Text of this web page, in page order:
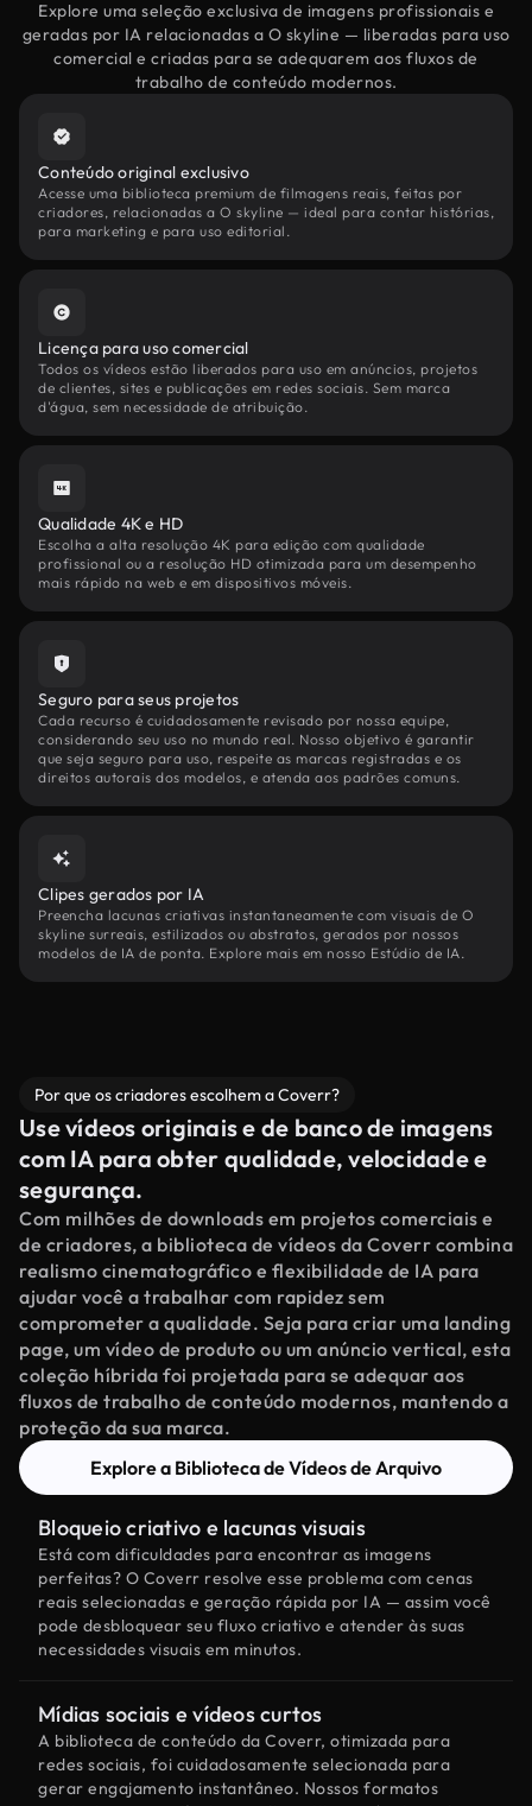
Explore uma seleção exclusiva de imagens profissionais e
geradas por IA relacionadas a O skyline — liberadas para uso
comercial e criadas para se adequarem aos fluxos de
trabalho de conteúdo modernos.
Conteúdo original exclusivo
Acesse uma biblioteca premium de filmagens reais, feitas por
criadores, relacionadas a O skyline — ideal para contar histórias,
para marketing e para uso editorial.
Licença para uso comercial
Todos os vídeos estão liberados para uso em anúncios, projetos
de clientes, sites e publicações em redes sociais. Sem marca
d'água, sem necessidade de atribuição.
Qualidade 4K e HD
Escolha a alta resolução 4K para edição com qualidade
profissional ou a resolução HD otimizada para um desempenho
mais rápido na web e em dispositivos móveis.
Seguro para seus projetos
Cada recurso é cuidadosamente revisado por nossa equipe,
considerando seu uso no mundo real. Nosso objetivo é garantir
que seja seguro para uso, respeite as marcas registradas e os
direitos autorais dos modelos, e atenda aos padrões comuns.
Clipes gerados por IA
Preencha lacunas criativas instantaneamente com visuais de O
skyline surreais, estilizados ou abstratos, gerados por nossos
modelos de IA de ponta. Explore mais em nosso Estúdio de IA.
Por que os criadores escolhem a Coverr?
Use vídeos originais e de banco de imagens
com IA para obter qualidade, velocidade e
segurança.
Com milhões de downloads em projetos comerciais e
de criadores, a biblioteca de vídeos da Coverr combina
realismo cinematográfico e flexibilidade de IA para
ajudar você a trabalhar com rapidez sem
comprometer a qualidade. Seja para criar uma landing
page, um vídeo de produto ou um anúncio vertical, esta
coleção híbrida foi projetada para se adequar aos
fluxos de trabalho de conteúdo modernos, mantendo a
proteção da sua marca.
Explore a Biblioteca de Vídeos de Arquivo
Bloqueio criativo e lacunas visuais
Está com dificuldades para encontrar as imagens
perfeitas? O Coverr resolve esse problema com cenas
reais selecionadas e geração rápida por IA — assim você
pode desbloquear seu fluxo criativo e atender às suas
necessidades visuais em minutos.
Mídias sociais e vídeos curtos
A biblioteca de conteúdo da Coverr, otimizada para
redes sociais, foi cuidadosamente selecionada para
gerar engajamento instantâneo. Nossos formatos